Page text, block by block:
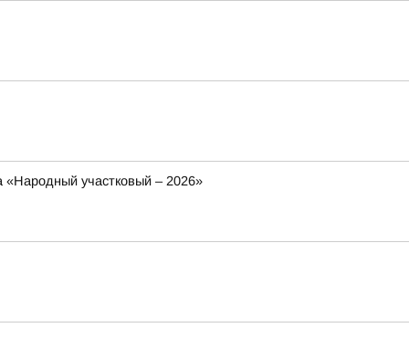
«Народный участковый – 2026»